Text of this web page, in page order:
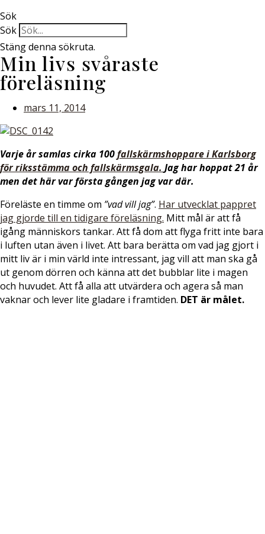
Sök
Sök
Stäng denna sökruta.
Min livs svåraste
föreläsning
mars 11, 2014
Varje år samlas cirka 100fallskärmshoppare i Karlsborg
för riksstämma och fallskärmsgala. Jag har hoppat 21 år
men det här var första gången jag var där.
Föreläste en timme om ”vad vill jag”. Har utvecklat pappret
jag gjorde till en tidigare föreläsning. Mitt mål är att få
igång människors tankar. Att få dom att flyga fritt inte bara
i luften utan även i livet. Att bara berätta om vad jag gjort i
mitt liv är i min värld inte intressant, jag vill att man ska gå
ut genom dörren och känna att det bubblar lite i magen
och huvudet. Att få alla att utvärdera och agera så man
vaknar och lever lite gladare i framtiden. DET är målet.